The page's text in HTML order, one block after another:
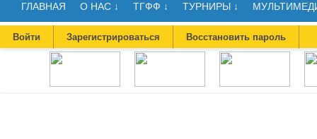
ГЛАВНАЯ О НАС ↓ ТГФФ ↓ ТУРНИРЫ ↓
Войти Зарегистрироваться Восстановить пароль